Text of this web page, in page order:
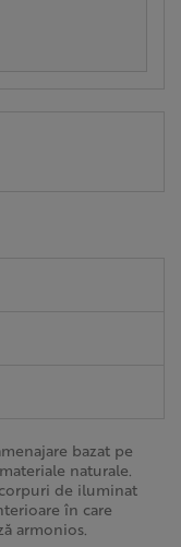
bazat pe
naturale.
de iluminat
în care
armonios.